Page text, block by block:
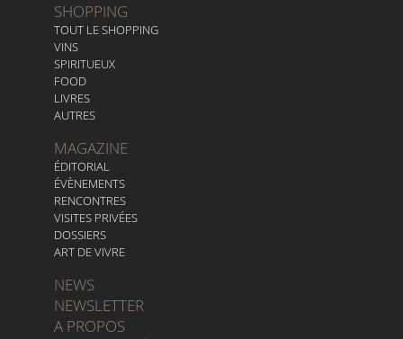
SHOPPING
TOUT LE SHOPPING
VINS
SPIRITUEUX
FOOD
LIVRES
AUTRES
MAGAZINE
ÉDITORIAL
ÉVÈNEMENTS
RENCONTRES
VISITES PRIVÉES
DOSSIERS
ART DE VIVRE
NEWS
NEWSLETTER
A PROPOS